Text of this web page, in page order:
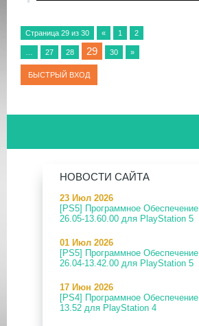
Страница 29 из 30 « 1 2
27 28 29 30 »
НОВОСТИ САЙТА
23 Июл 2026
[PS5] Программное Обеспечение
26.05-13.60.00 для PlayStation 5
01 Июл 2026
[PS5] Программное Обеспечение
26.04-13.42.00 для PlayStation 5
17 Июн 2026
[PS4] Программное Обеспечение
13.52 для PlayStation 4